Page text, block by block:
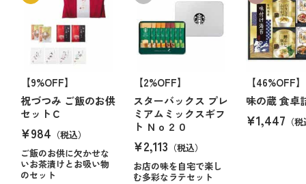
【9%OFF】
祝づつみ ご飯のお供
セットＣ
¥984 （税込）
ご飯のお供に欠かせな
いお茶漬けとお吸い物
のセット
【2%OFF】
スターバックス プレ
ミアムミックスギフ
ト Ｎｏ２０
¥2,113 （税込）
お店の味を自宅で楽し
む多彩なラテセット
【46%OFF】
味の蔵 食卓
¥1,447 （